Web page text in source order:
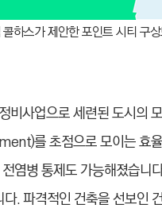
하스가 제안한 포인트 시티 구
비사업으로세련된 도시의
를 초점으로 모이는 효
염병 통제도 가능해졌습니
다.파격적인 건축을 선보인